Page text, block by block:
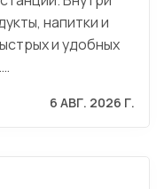
напитки и
и удобных
6 АВГ. 2026 Г.